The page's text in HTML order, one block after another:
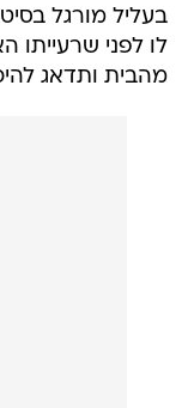
בעליל מורגל
לו לפני
מהבית ותדאג